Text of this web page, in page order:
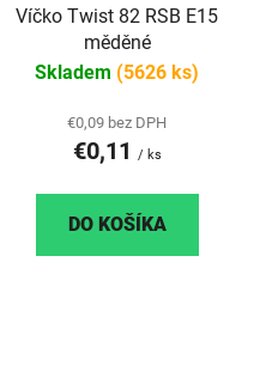
Víčko Twist 82 RSB E15
měděné
Skladem (5626 ks)
€0,09 bez DPH
€0,11 / ks
DO KOŠÍKA